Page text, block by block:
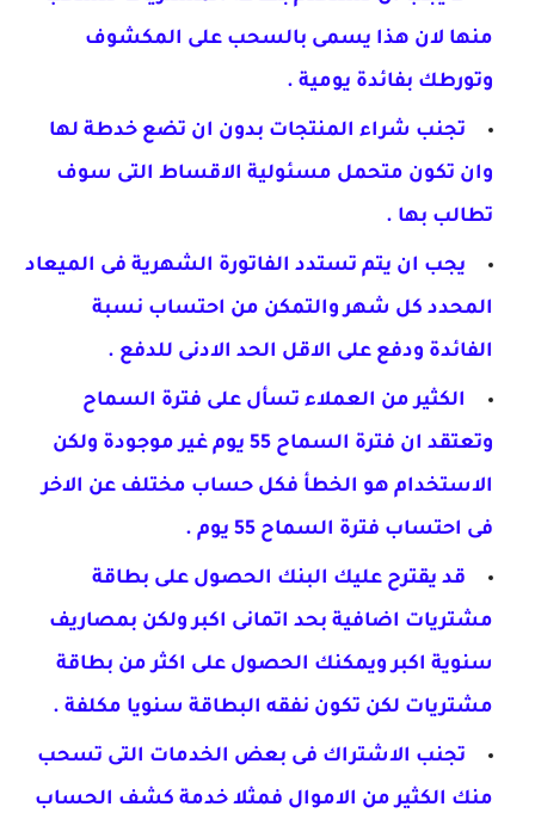
منها لان هذا يسمى بالسحب على المكشوف
وتورطك بفائدة يومية .
تجنب شراء المنتجات بدون ان تضع خدطة لها
وان تكون متحمل مسئولية الاقساط التى سوف
تطالب بها .
يجب ان يتم تستدد الفاتورة الشهرية فى الميعاد
المحدد كل شهر والتمكن من احتساب نسبة
الفائدة ودفع على الاقل الحد الادنى للدفع .
الكثير من العملاء تسأل على فترة السماح
وتعتقد ان فترة السماح 55 يوم غير موجودة ولكن
الاستخدام هو الخطأ فكل حساب مختلف عن الاخر
فى احتساب فترة السماح 55 يوم .
قد يقترح عليك البنك الحصول على بطاقة
مشتريات اضافية بحد اتمانى اكبر ولكن بمصاريف
سنوية اكبر ويمكنك الحصول على اكثر من بطاقة
مشتريات لكن تكون نفقه البطاقة سنويا مكلفة .
تجنب الاشتراك فى بعض الخدمات التى تسحب
منك الكثير من الاموال فمثلا خدمة كشف الحساب